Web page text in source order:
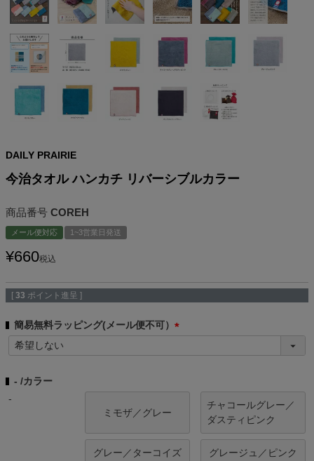
DAILY PRAIRIE
今治タオル ハンカチ リバーシブルカラー
商品番号 COREH
メール便対応 1~3営業日発送
¥660税込
[ 33 ポイント進呈 ]
簡易無料ラッピング(メール便不可）
必
-
カラー
-
ミモザ／グレー
チャコールグレー／
ダスティピンク
グレー／ターコイズ グレージュ／ピンク